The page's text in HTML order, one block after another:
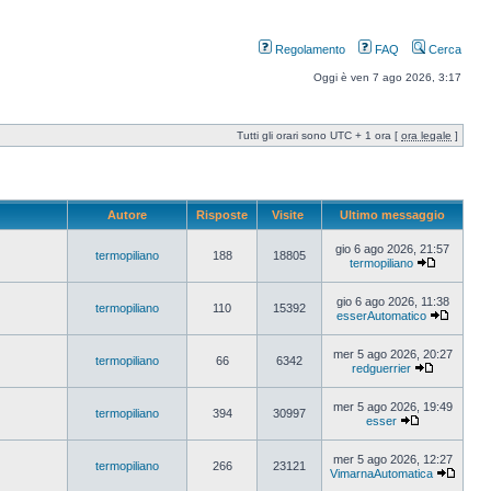
Regolamento FAQ Cerca
Oggi è ven 7 ago 2026, 3:17
Tutti gli orari sono UTC + 1 ora [ ora legale ]
Autore Risposte Visite Ultimo messaggio
termopiliano 188 18805
gio 6 ago 2026, 21:57
termopiliano
termopiliano 110 15392
gio 6 ago 2026, 11:38
esserAutomatico
termopiliano 66 6342
mer 5 ago 2026, 20:27
redguerrier
termopiliano 394 30997
mer 5 ago 2026, 19:49
esser
termopiliano 266 23121
mer 5 ago 2026, 12:27
VimarnaAutomatica